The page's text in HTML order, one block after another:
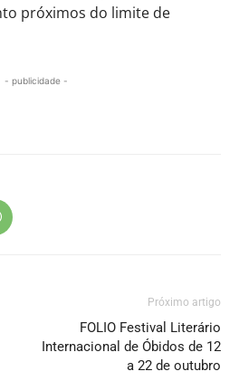
próximos do limite de
- publicidade -
Próximo artigo
FOLIO Festival Literário
Internacional de Óbidos de 12
a 22 de outubro